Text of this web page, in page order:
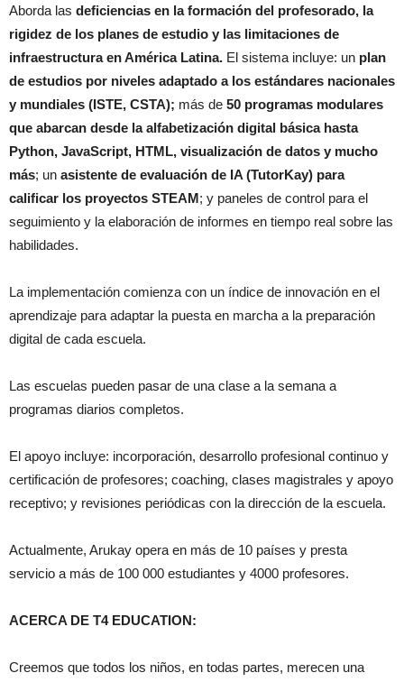
Aborda las deficiencias en la formación del profesorado, la
rigidez de los planes de estudio y las limitaciones de
infraestructura en América Latina. El sistema incluye: un plan
de estudios por niveles adaptado a los estándares nacionales
y mundiales (ISTE, CSTA); más de 50 programas modulares
que abarcan desde la alfabetización digital básica hasta
Python, JavaScript, HTML, visualización de datos y mucho
más; un asistente de evaluación de IA (TutorKay) para
calificar los proyectos STEAM; y paneles de control para el
seguimiento y la elaboración de informes en tiempo real sobre las
habilidades.
La implementación comienza con un índice de innovación en el
aprendizaje para adaptar la puesta en marcha a la preparación
digital de cada escuela.
Las escuelas pueden pasar de una clase a la semana a
programas diarios completos.
El apoyo incluye: incorporación, desarrollo profesional continuo y
certificación de profesores; coaching, clases magistrales y apoyo
receptivo; y revisiones periódicas con la dirección de la escuela.
Actualmente, Arukay opera en más de 10 países y presta
servicio a más de 100 000 estudiantes y 4000 profesores.
ACERCA DE T4 EDUCATION:
Creemos que todos los niños, en todas partes, merecen una